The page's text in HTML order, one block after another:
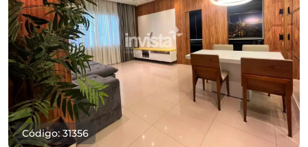
Código: 31356